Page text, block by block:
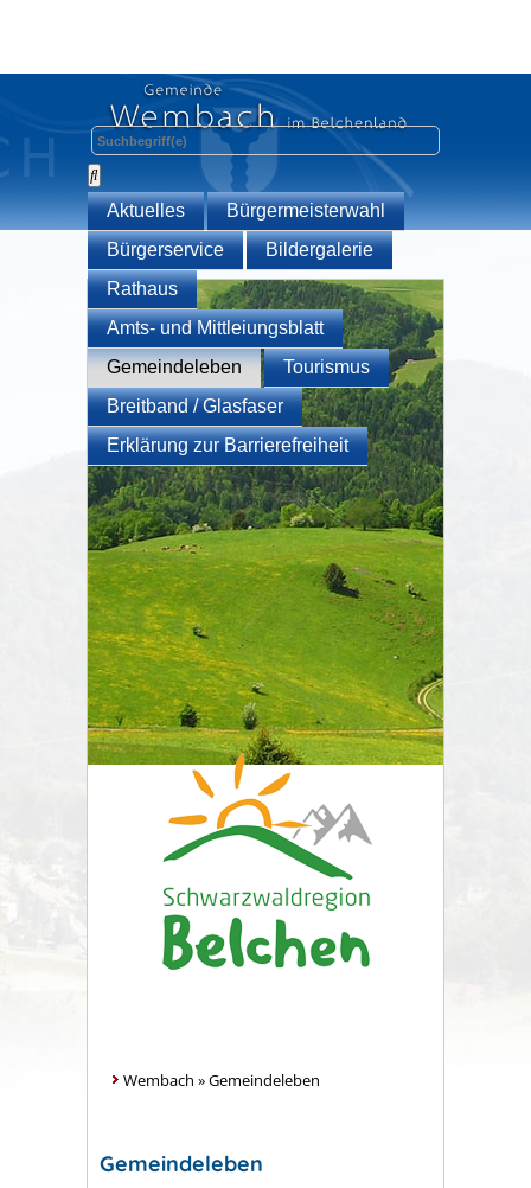
Aktuelles
Bürgermeisterwahl
Bürgerservice
Bildergalerie
Rathaus
Amts- und Mittleiungsblatt
Gemeindeleben
Tourismus
Breitband / Glasfaser
Erklärung zur Barrierefreiheit
Wembach »Gemeindeleben
Gemeindeleben